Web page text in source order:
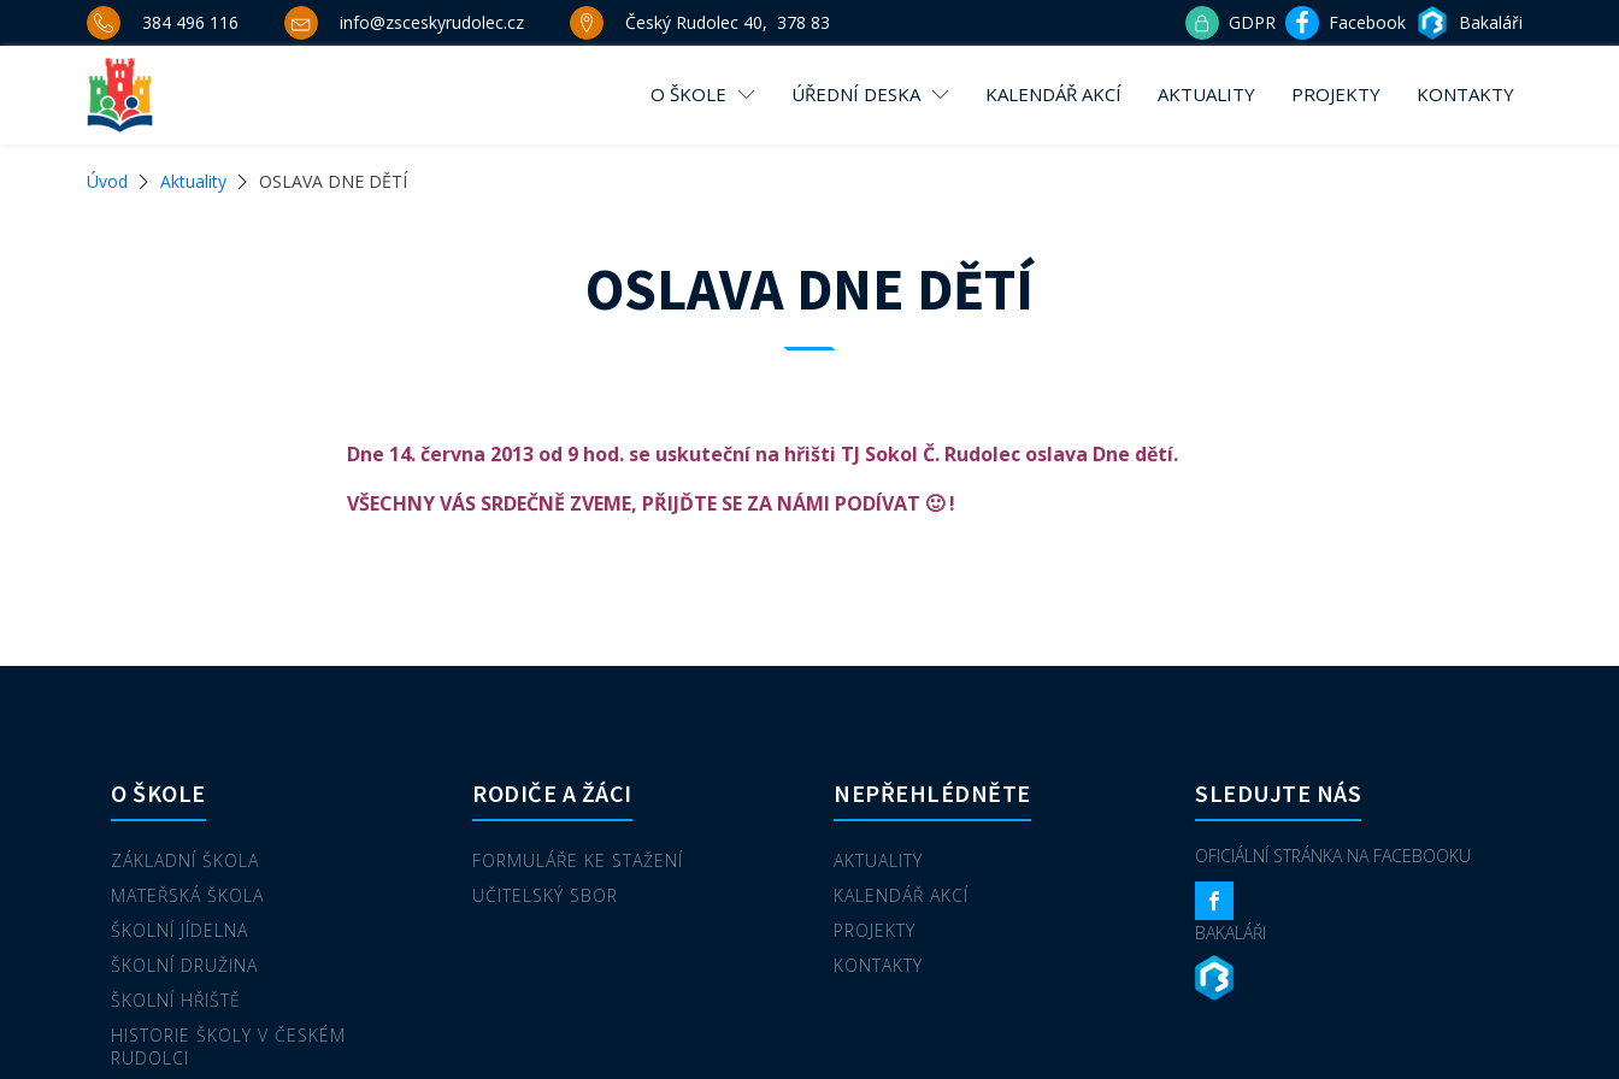
384 496 116 info@zsceskyrudolec.cz Český Rudolec 40, 378 83 GDPR Facebook Bakaláři
O ŠKOLE ÚŘEDNÍ DESKA KALENDÁŘ AKCÍ AKTUALITY PROJEKTY KONTAKTY
Úvod Aktuality OSLAVA DNE DĚTÍ
OSLAVA DNE DĚTÍ
Dne 14. června 2013 od 9 hod. se uskuteční na hřišti TJ Sokol Č. Rudolec oslava Dne dětí.
VŠECHNY VÁS SRDEČNĚ ZVEME, PŘIJĎTE SE ZA NÁMI PODÍVAT 🙂!
O ŠKOLE
ZÁKLADNÍ ŠKOLA
MATEŘSKÁ ŠKOLA
ŠKOLNÍ JÍDELNA
ŠKOLNÍ DRUŽINA
ŠKOLNÍ HŘIŠTĚ
HISTORIE ŠKOLY V ČESKÉM
RUDOLCI
RODIČE A ŽÁCI
FORMULÁŘE KE STAŽENÍ
UČITELSKÝ SBOR
NEPŘEHLÉDNĚTE
AKTUALITY
KALENDÁŘ AKCÍ
PROJEKTY
KONTAKTY
SLEDUJTE NÁS
OFICIÁLNÍ STRÁNKA NA FACEBOOKU
BAKALÁŘI